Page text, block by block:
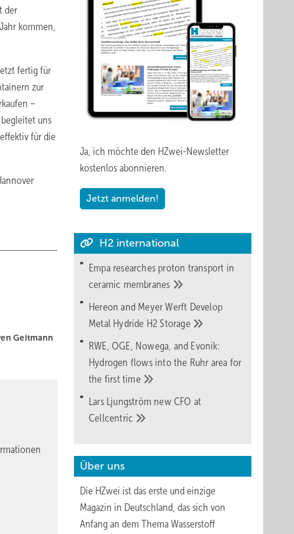
der
kommen,
fertig für
zur
–
uns
für die
Geitmann
Ja, ich möchte den HZwei-Newsletter
kostenlos abonnieren.
Jetzt anmelden!
H2 international
Empa researches proton transport in
ceramic membranes
Hereon and Meyer Werft Develop
Metal Hydride H2Storage
RWE, OGE, Nowega, and Evonik:
Hydrogen flows into the Ruhr area for
the firsttime
Lars Ljungström new CFO at
Cellcentric
Über uns
Die HZwei ist das erste und einzige
Magazin in Deutschland, das sich von
Anfang an dem Thema Wasserstoff